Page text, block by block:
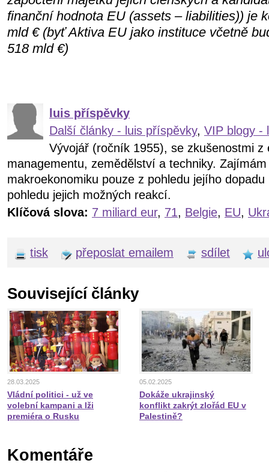
finanční hodnota EU (assets – liabilities)) je
mld € (byť Aktiva EU jako instituce včetně
518 mld €)
luis příspěvky
Další články - luis příspěvky, VIP blogy -
Vývojář (ročník 1955), se zkušenostmi z
managementu, zemědělství a techniky.
makroekonomiku pouze z pohledu jejího
pohledu jejich možných reakcí.
Klíčová slova: 7 miliard eur, 71, Belgie, EU,
tisk přeposlat emailem sdílet
Související články
28.03.2025
Vládní politici - už ve
volební kampani a lži
premiéra o Rusku
05.02.2025
Dokáže ukrajinský
konflikt zakrýt zlořád EU v
Palestině?
Komentáře